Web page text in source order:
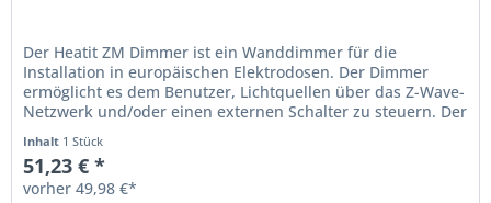
Der Heatit ZM Dimmer ist ein Wanddimmer für die
Installation in europäischen Elektrodosen. Der Dimmer
ermöglicht es dem Benutzer, Lichtquellen über das Z-Wave-
Netzwerk und/oder einen externen Schalter zu steuern. Der
Inhalt 1 Stück
51,23 € *
vorher 49,98 €*